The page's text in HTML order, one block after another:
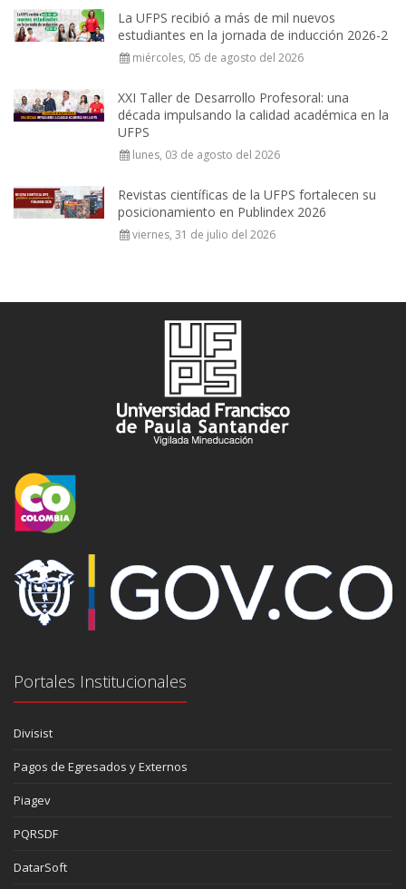
La UFPS recibió a más de mil nuevos
estudiantes en la jornada de inducción 2026-2
miércoles, 05 de agosto del 2026
XXI Taller de Desarrollo Profesoral: una
década impulsando la calidad académica en la
UFPS
lunes, 03 de agosto del 2026
Revistas científicas de la UFPS fortalecen su
posicionamiento en Publindex 2026
viernes, 31 de julio del 2026
Portales Institucionales
Divisist
Pagos de Egresados y Externos
Piagev
PQRSDF
DatarSoft